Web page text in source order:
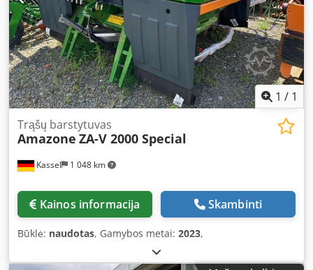
1 / 1
Kassel 1 048 km
Trąšų barstytuvas
Amazone ZA-V 2000 Special
Kainos informacija Skambinti
Būklė: naudotas, Gamybos metai: 2023,